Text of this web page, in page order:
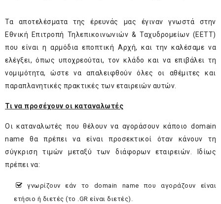
Τα αποτελέσματα της έρευνάς μας έγιναν γνωστά στην
Εθνική Επιτροπή Τηλεπικοινωνιών & Ταχυδρομείων (ΕΕΤΤ)
που είναι η αρμόδια εποπτική Αρχή, και την καλέσαμε να
ελέγξει, όπως υποχρεούται, τον κλάδο και να επιβάλει τη
νομιμότητα, ώστε να απαλειφθούν όλες οι αθέμιτες και
παραπλανητικές πρακτικές των εταιρειών αυτών.
Τι να προσέχουν οι καταναλωτές
Οι καταναλωτές που θέλουν να αγοράσουν κάποιο domain
name θα πρέπει να είναι προσεκτικοί όταν κάνουν τη
σύγκριση τιμών μεταξύ των διάφορων εταιρειών. Ιδίως
πρέπει να:
γνωρίζουν εάν το domain name που αγοράζουν είναι
ετήσιο ή διετές (το .GR είναι διετές).